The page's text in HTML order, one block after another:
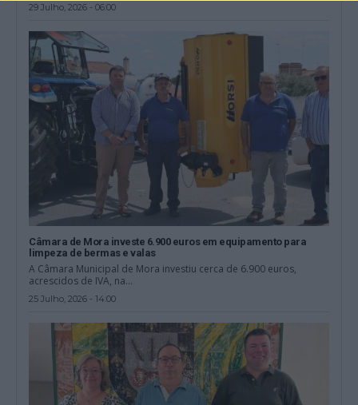
29 Julho, 2026 - 06:00
Câmara de Mora investe 6.900 euros em equipamento para
limpeza de bermas e valas
A Câmara Municipal de Mora investiu cerca de 6.900 euros,
acrescidos de IVA, na...
25 Julho, 2026 - 14:00